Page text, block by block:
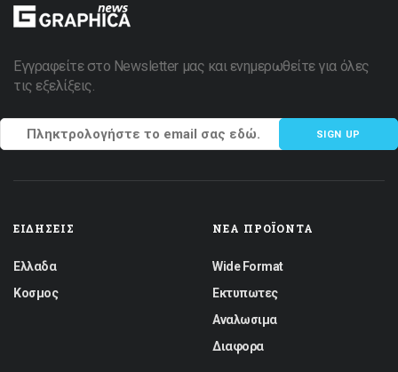
Εγγραφείτε στο Newsletter μας και ενημερωθείτε για όλες
τις εξελίξεις.
SIGN UP
ΕΙΔΉΣΕΙΣ
Ελλαδα
Κοσμος
ΝΈΑ ΠΡΟΪΌΝΤΑ
Wide Format
Εκτυπωτες
Αναλωσιμα
Διαφορα